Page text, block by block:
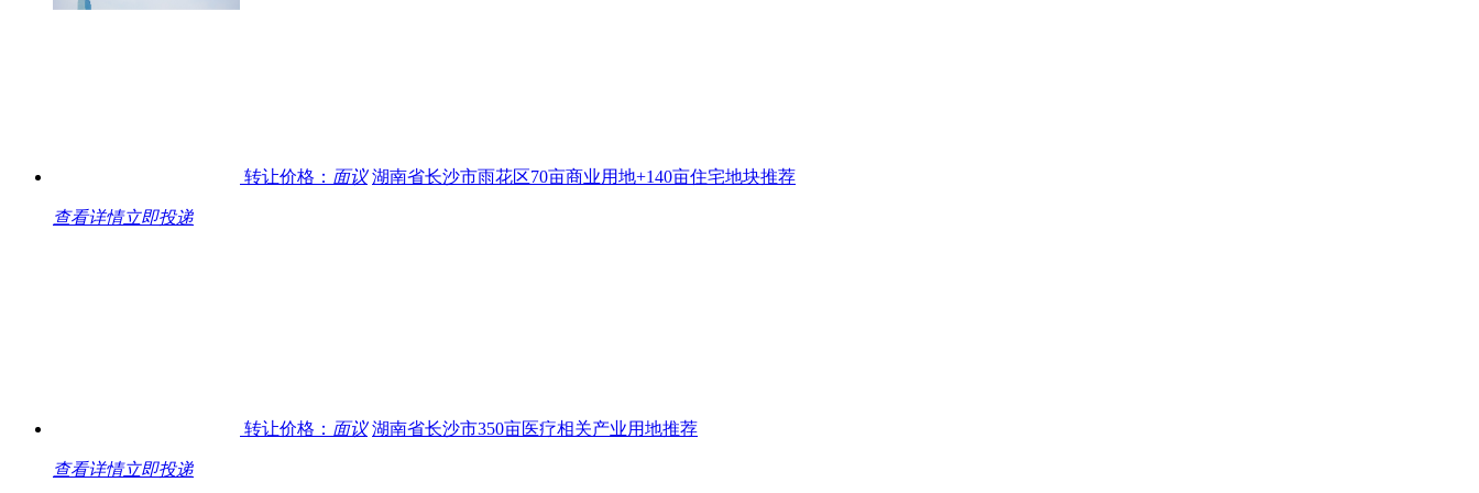
转让价格： 面议 湖南省长沙市雨花区70亩商业用地+140亩住宅地块推荐
查看详情立即投递
转让价格： 面议 湖南省长沙市350亩医疗相关产业用地推荐
查看详情立即投递